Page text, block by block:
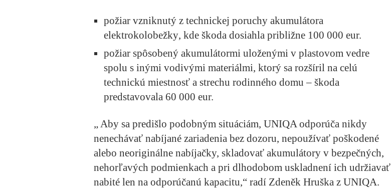
požiar vzniknutý z technickej poruchy akumulátora
elektrokolobežky, kde škoda dosiahla približne 100 000 eur.
požiar spôsobený akumulátormi uloženými v plastovom vedre
spolu s inými vodivými materiálmi, ktorý sa rozšíril na celú
technickú miestnosť a strechu rodinného domu – škoda
predstavovala 60 000 eur.
„ Aby sa predišlo podobným situáciám, UNIQA odporúča nikdy
nenechávať nabíjané zariadenia bez dozoru, nepoužívať poškodené
alebo neoriginálne nabíjačky, skladovať akumulátory v bezpečných,
nehorľavých podmienkach a pri dlhodobom uskladnení ich udržiavať
nabité len na odporúčanú kapacitu,“ radí Zdeněk Hruška z UNIQA.